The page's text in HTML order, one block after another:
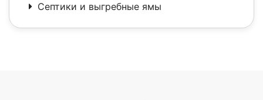
Септики и выгребные ямы